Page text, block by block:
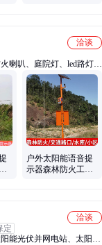
洽谈
喇叭、庭院灯、led路灯、
能、太阳能监控、路灯新
件
户外太阳能语音提
示器森林防火工地
洽谈
定
能光伏并网电站、太阳能